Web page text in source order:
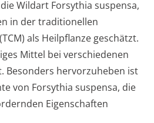
Wildart Forsythia suspensa,
in der traditionellen
als Heilpflanze geschätzt.
Mittel bei verschiedenen
Besonders hervorzuheben ist
von Forsythia suspensa, die
Eigenschaften